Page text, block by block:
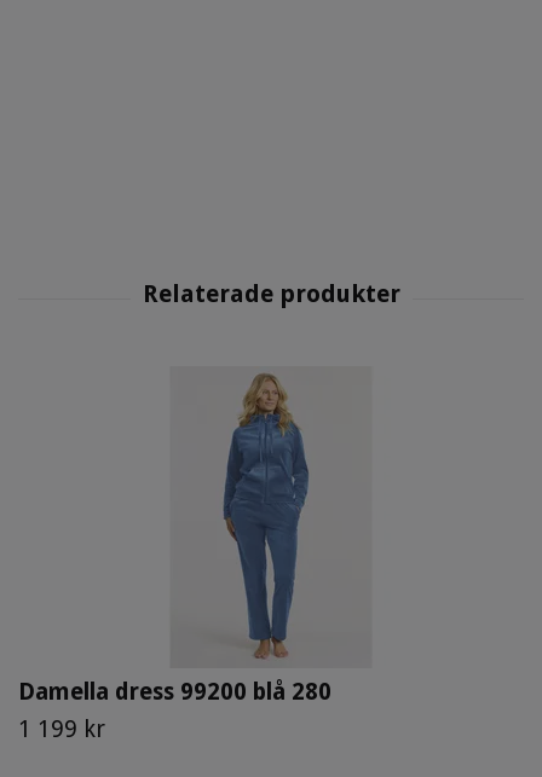
Damella dress 99200 blå 280
1 199 kr